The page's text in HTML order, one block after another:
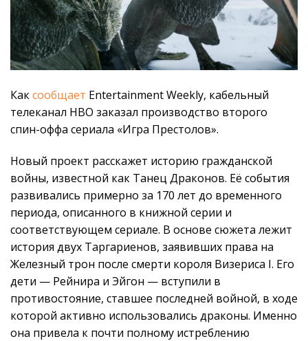
Каксообщает Entertainment Weekly, кабельный
телеканал HBO заказал производство второго
спин-оффа сериала «Игра Престолов».
Новый проект расскажет историю гражданской
войны, известной как Танец Драконов. Её события
развивались примерно за 170 лет до временного
периода, описанного в книжной серии и
соответствующем сериале. В основе сюжета лежит
история двух Таргариенов, заявивших права на
Железный трон после смерти короля Визериса I. Его
дети — Рейнира и Эйгон — вступили в
противостояние, ставшее последней войной, в ходе
которой активно использовались драконы. Именно
она привела к почти полному истреблению